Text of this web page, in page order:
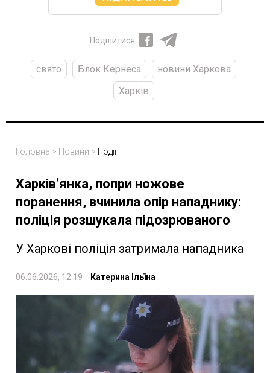
Поділитися
свято Блок Кернеса
новини Харкова
Харків
Головна > Новини > Події
Харків’янка, попри ножове
поранення, вчинила опір нападнику:
поліція розшукала підозрюваного
У Харкові поліція затримала нападника
06.06.2026, 12:19 Катерина Ільїна